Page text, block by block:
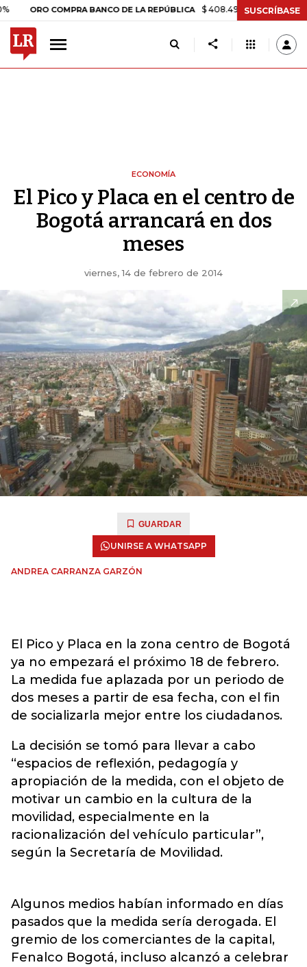
COMPRA BANCO DE LA REPÚBLICA $ 408.498,97 +$ 8.753,81
SUSCRÍBASE
ECONOMÍA
El Pico y Placa en el centro de
Bogotá arrancará en dos
meses
viernes, 14 de febrero de 2014
GUARDAR
UNIRSE A WHATSAPP
ANDREA CARRANZA GARZÓN
El Pico y Placa en la zona centro de Bogotá
ya no empezará el próximo 18 de febrero.
La medida fue aplazada por un periodo de
dos meses a partir de esa fecha, con el fin
de socializarla mejor entre los ciudadanos.
La decisión se tomó para llevar a cabo
“espacios de reflexión, pedagogía y
apropiación de la medida, con el objeto de
motivar un cambio en la cultura de la
movilidad, especialmente en la
racionalización del vehículo particular”,
según la Secretaría de Movilidad.
Algunos medios habían informado en días
pasados que la medida sería derogada. El
gremio de los comerciantes de la capital,
Fenalco Bogotá, incluso alcanzó a celebrar